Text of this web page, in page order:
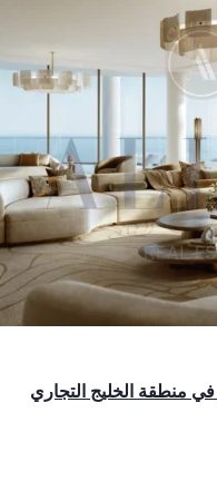
منطقة الخليج التجاري